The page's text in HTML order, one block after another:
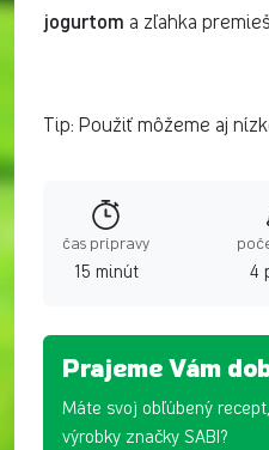
jogurtom a zľahka
Tip: Použiť môžeme aj
čas prípravy
15 minút 4
Prajeme Vám
Máte svoj obľúbený
výrobky značky SABI?